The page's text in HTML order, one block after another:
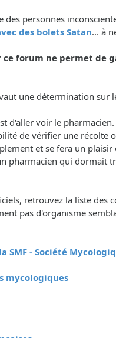
des personnes
des bolets Satan... à
forum ne permet de
une détermination sur
d'aller voir le
de vérifier une récolte
et se fera un
pharmacien qui dormait
retrouvez la liste des
pas d'organisme
SMF - Société
mycologiques